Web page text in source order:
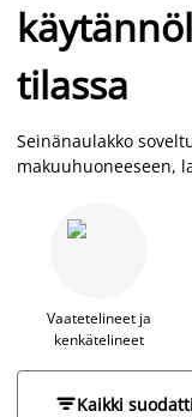
tilassa
Seinänaulakko
makuuhuoneeseen,
käytännöllinen ja
nupeilla luot
Vaatetelineet ja
kenkätelineet
Kaikki